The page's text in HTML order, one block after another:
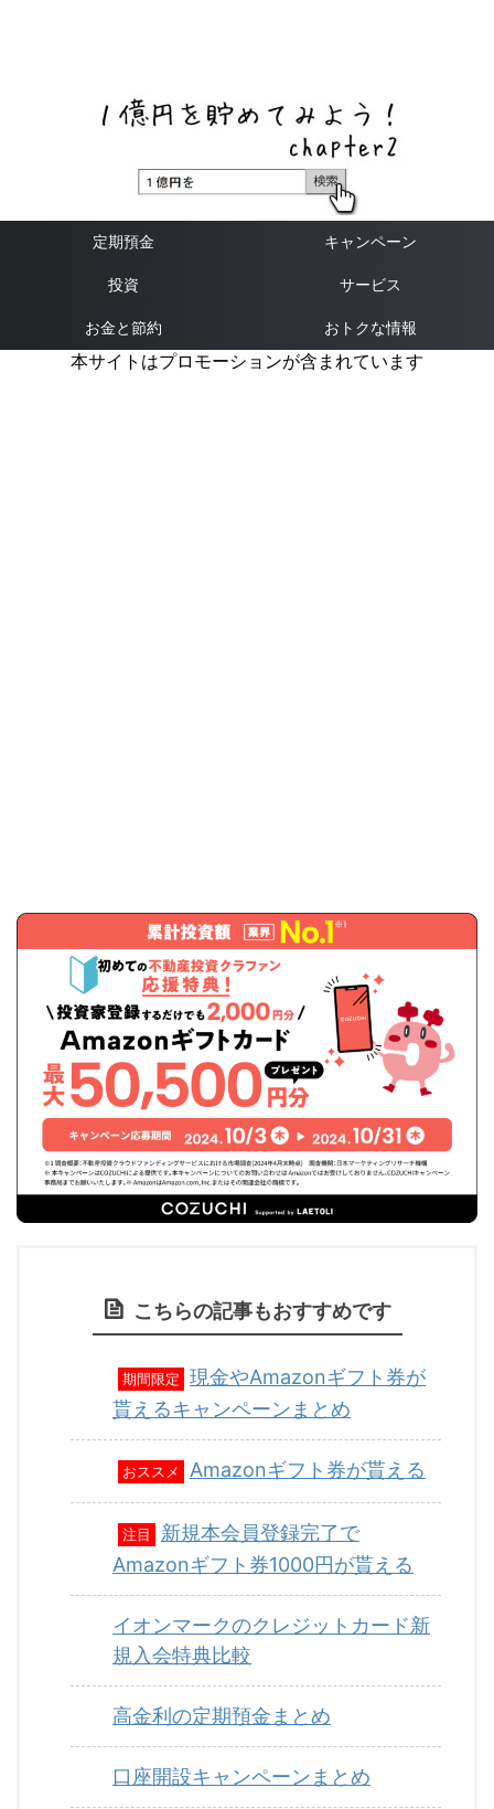
定期預金 キャンペーン
投資 サービス
お金と節約 おトクな情報
本サイトはプロモーションが含まれています
こちらの記事もおすすめです
期間限定
現金やAmazonギフト券が
貰えるキャンペーンまとめ
おススメ Amazonギフト券が貰える
注目
新規本会員登録完了で
Amazonギフト券1000円が貰える
イオンマークのクレジットカード新
規入会特典比較
高金利の定期預金まとめ
口座開設キャンペーンまとめ